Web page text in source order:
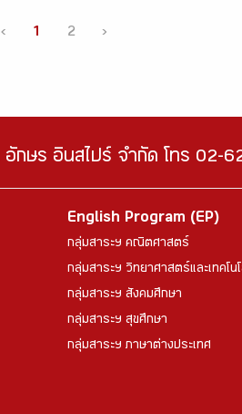
‹ 1 2 ›
กษร อินสไปร์ จำกัด โทร 02-
English Program (EP)
กลุ่มสาระฯ คณิตศาสตร์
กลุ่มสาระฯ วิทยาศาสตร์และเทคโน
กลุ่มสาระฯ สังคมศึกษา
กลุ่มสาระฯ สุขศึกษา
กลุ่มสาระฯ ภาษาต่างประเทศ